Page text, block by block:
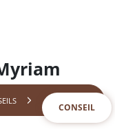
CONSEIL